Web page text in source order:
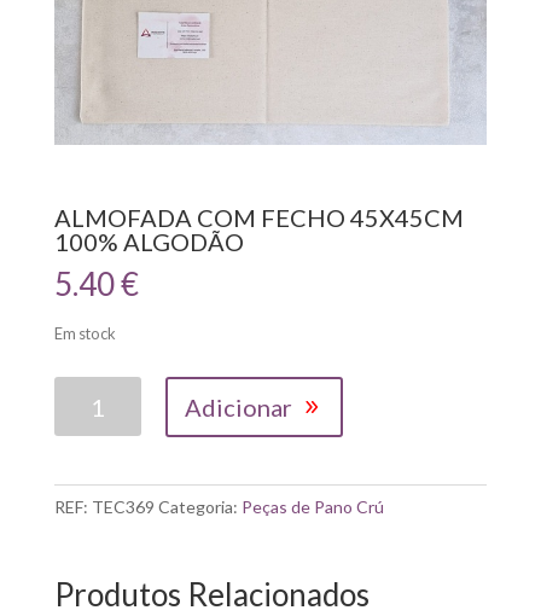
ALMOFADA COM FECHO 45X45CM
100% ALGODÃO
5.40€
Em stock
FECHO
ALGODÃO
Adicionar
REF: TEC369 Categoria: Peças de Pano Crú
Produtos Relacionados